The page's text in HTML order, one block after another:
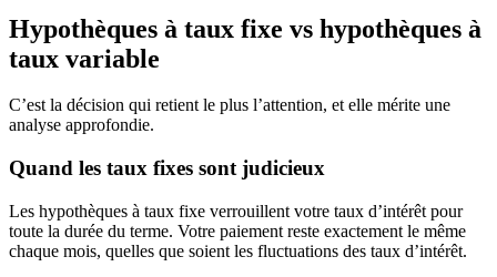
Hypothèques à taux fixe vs hypothèques à
taux variable
C’est la décision qui retient le plus l’attention, et elle mérite une
analyse approfondie.
Quand les taux fixes sont judicieux
Les hypothèques à taux fixe verrouillent votre taux d’intérêt pour
toute la durée du terme. Votre paiement reste exactement le même
chaque mois, quelles que soient les fluctuations des taux d’intérêt.